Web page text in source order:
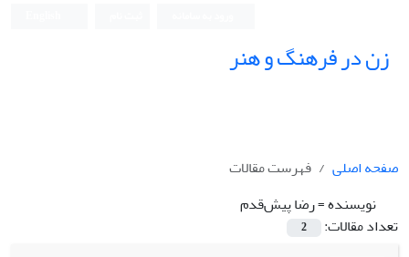
زن در فرهنگ و هنر
صفحه اصلی
فهرست مقالات
نویسنده =رضا پیش‌قدم
تعداد مقالات:
2